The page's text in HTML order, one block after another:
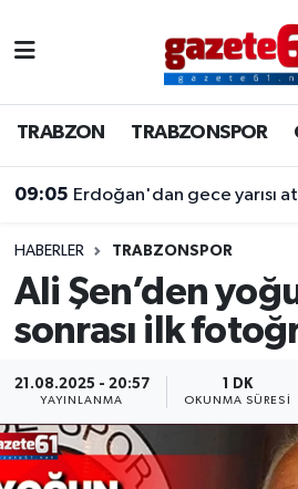
TRABZON TRABZONSPOR
09:05 Erdoğan'dan gece yarısı atama
HABERLER TRABZONSPOR
Ali Şen’den
sonrası ilk
21.08.2025 - 20:57
YAYINLANMA
1 DK
OKUNMA SÜRESI
TRABZONSPOR
ÖZEL HABER
KAYNAR KAZAN
SİYASET
Trabzon Nöbetçi
Trabzon Hava Durumu
Trabzon Namaz Vakitleri
Trabzon Trafik Yoğunluk
Süper Lig Puan Durumu ve
Son Dakika Haberleri
Haber Arşivi